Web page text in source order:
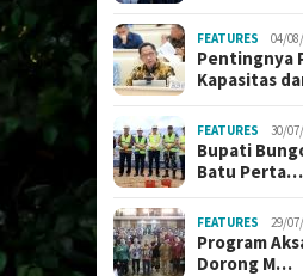
FEATURES 04/
Pentingnya
Kapasitas
FEATURES 30/
Bupati
Batu Perta…
FEATURES 29/
Program
Dorong M…